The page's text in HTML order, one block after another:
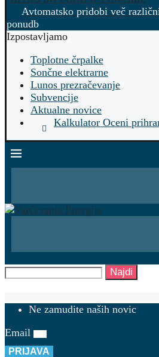
Avtomatsko pridobi več
ponudb
Izpostavljamo
Toplotne črpalke
Sončne elektrarne
Lunos prezračevanje
Subvencije
Aktualne novice
Kalkulator Oceni
Najdi
Ne zamudite naših novic
Email
PRIJAVA